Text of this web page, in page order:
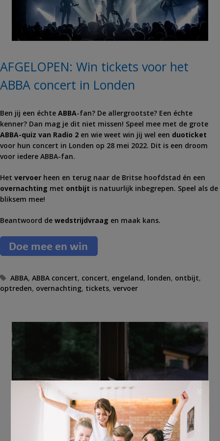
AFGELOPEN: Win tickets voor het
ABBA concert in Londen
Ben jij een échte ABBA-fan? De allergrootste? Een échte
kenner? Dan mag je dit niet missen! Speel mee met de grote
ABBA-quiz van Radio 2 en wie weet win jij wel een duoticket
voor hun concert in Londen op 28 mei 2022. Dit is een droom
voor iedere ABBA-fan.
Het vervoer heen en terug naar de Britse hoofdstad én een
overnachting met ontbijt is natuurlijk inbegrepen. Speel als de
bliksem mee!
Beantwoord de wedstrijdvraag en maak kans.
T
a
ABBA,ABBA concert, concert, engeland, londen, ontbijt,
optreden, overnachting, tickets, vervoer